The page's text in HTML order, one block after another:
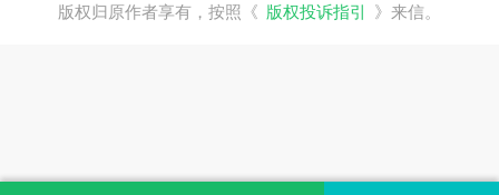
版权归原作者享有，按照《 版权投诉指引 》来信。